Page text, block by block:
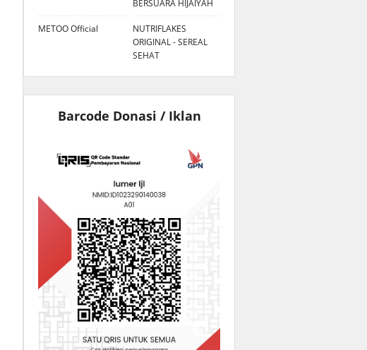
BERSUARA HIJAIYAH
METOO Official
NUTRIFLAKES
ORIGINAL - SEREAL
SEHAT
Barcode Donasi / Iklan